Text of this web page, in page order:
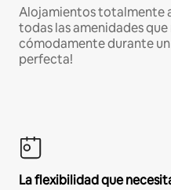
Alojamientos totalmente
todas las amenidades
cómodamente durante un
perfecta!
La flexibilidad que